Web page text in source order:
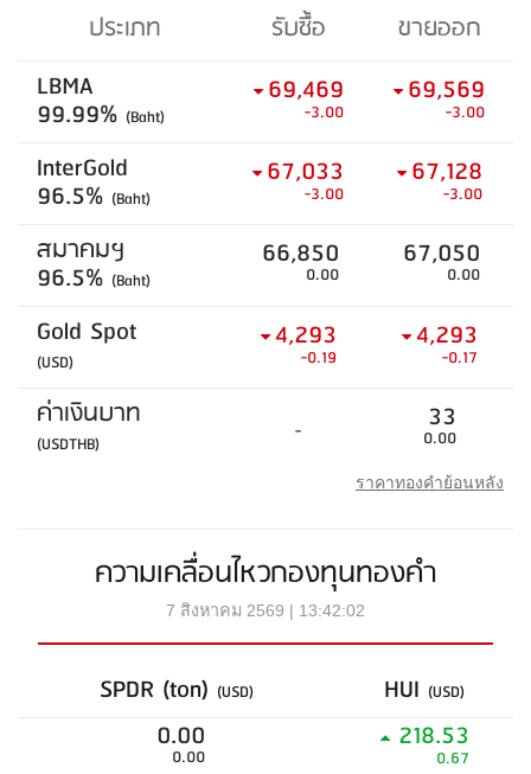
ประเภท รับซื้อ
ขายออก
LBMA
99.99% (Baht)
69,469
-3.00
69,569
-3.00
InterGold
96.5% (Baht)
67,033
-3.00
67,128
-3.00
สมาคมฯ
96.5% (Baht)
66,850
0.00
67,050
0.00
Gold Spot
(USD)
4,293
-0.19
4,293
-0.17
ค่าเงินบาท
(USDTHB) - 33
0.00
ราคาทองคำย้อนหลัง
ความเคลื่อนไหวกองทุนทองคำ
7 สิงหาคม 2569 | 13:42:02
SPDR (ton) (USD) HUI (USD)
0.00
0.00
218.53
0.67